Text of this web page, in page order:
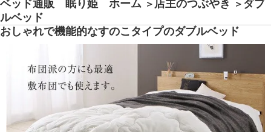
ベッド通販 眠り姫 ホーム ＞ 店主のつぶやき ＞ ダブ
ルベッド
おしゃれで機能的なすのこタイプのダブルベッド